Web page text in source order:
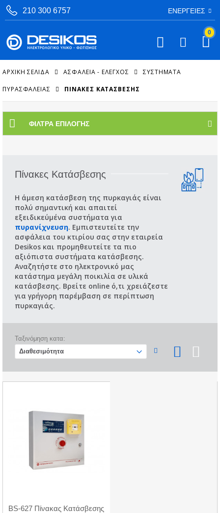
210 300 6757 ΕΝΈΡΓΕΙΕΣ
0
ΑΡΧΙΚΉ ΣΕΛΊΔΑ ΑΣΦΑΛΕΙΑ - ΕΛΕΓΧΟΣ ΣΥΣΤΉΜΑΤΑ
ΠΥΡΑΣΦΆΛΕΙΑΣ ΠΊΝΑΚΕΣ ΚΑΤΆΣΒΕΣΗΣ
ΦΊΛΤΡΑ ΕΠΙΛΟΓΉΣ
Πίνακες Κατάσβεσης
Η άμεση κατάσβεση της πυρκαγιάς είναι
πολύ σημαντική και απαιτεί
εξειδικεύμένα συστήματα για
πυρανίχνευση. Εμπιστευτείτε την
ασφάλεια του κτιρίου σας στην εταιρεία
Desikos και προμηθευτείτε τα πιο
αξιόπιστα συστήματα κατάσβεσης.
Αναζητήστε στο ηλεκτρονικό μας
κατάστημα μεγάλη ποικιλία σε υλικά
κατάσβεσης. Βρείτε online ό,τι χρειάζεστε
για γρήγορη παρέμβαση σε περίπτωση
πυρκαγιάς.
Ταξινόμηση κατα:
BS-627 Πίνακας Κατάσβεσης